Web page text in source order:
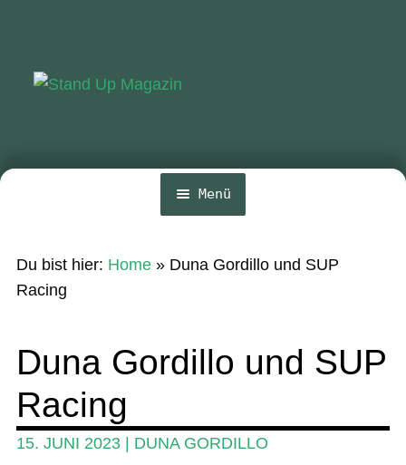
Menü
SUP-Events
Ratgeber
Das Magazin
Du bist hier: Home» Duna Gordillo und SUP
Racing
Duna Gordillo und SUP
Racing
15. JUNI 2023| DUNA GORDILLO